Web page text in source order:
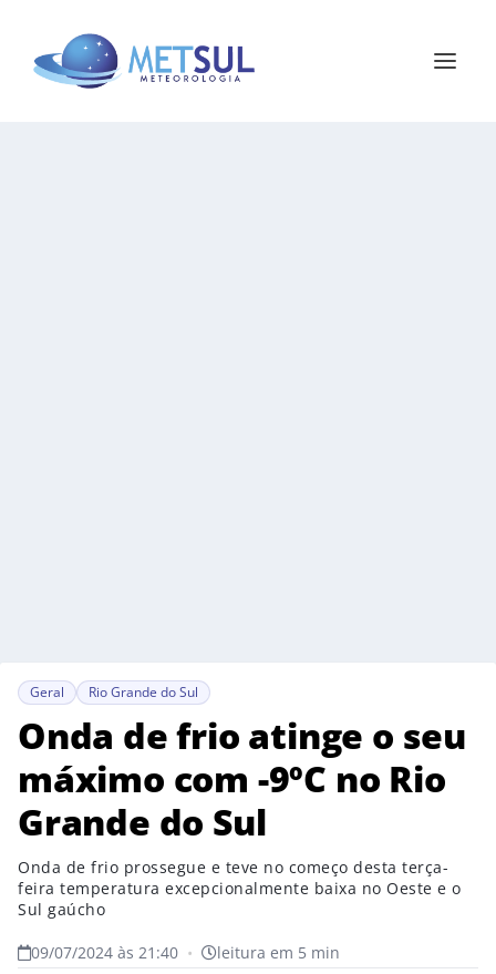
Geral Rio Grande do Sul
Onda de frio atinge o seu
máximo com -9ºC no Rio
Grande do Sul
Onda de frio prossegue e teve no começo desta terça-
feira temperatura excepcionalmente baixa no Oeste e o
Sul gaúcho
09/07/2024 às 21:40 • leitura em 5 min